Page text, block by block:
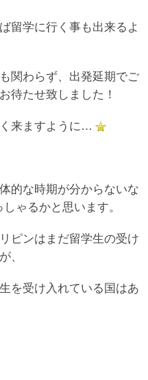
留学に行く事も出来るよ
関わらず、出発延期でご
待たせ致しました！
来ますように…
的な時期が分からないな
ゃるかと思います。
ピンはまだ留学生の受け
、
を受け入れている国はあ